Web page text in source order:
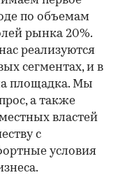
по объемам
рынка 20%.
реализуются
сегментах, и в
площадка. Мы
а также
властей
с
условия